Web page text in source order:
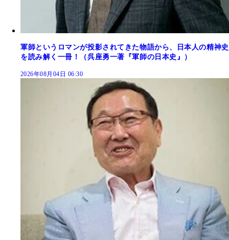
軍師というロマンが投影されてきた物語から、日本人の精神史
を読み解く一冊！（呉座勇一著『軍師の日本史』）
2026年08月04日 06:30